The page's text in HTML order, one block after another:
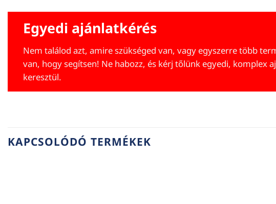
Egyedi ajánlatkérés
Nem találod azt, amire szükséged van, vagy egyszerre több
van, hogy segítsen! Ne habozz, és kérj tőlünk egyedi, komplex
keresztül.
KAPCSOLÓDÓ TERMÉKEK